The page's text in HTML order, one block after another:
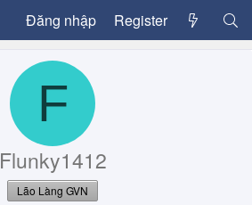
Đăng nhập Register
F
Flunky1412
Lão Làng GVN